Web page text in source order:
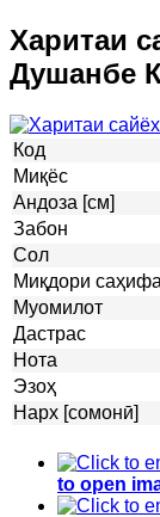
Харитаи
Душанбе
Код
Миқёс
Андоза [см]
Забон
Сол
Миқдори саҳифа
Муомилот
Дастрас
Нота
Эзоҳ
Нарх [сомонӣ]
to open